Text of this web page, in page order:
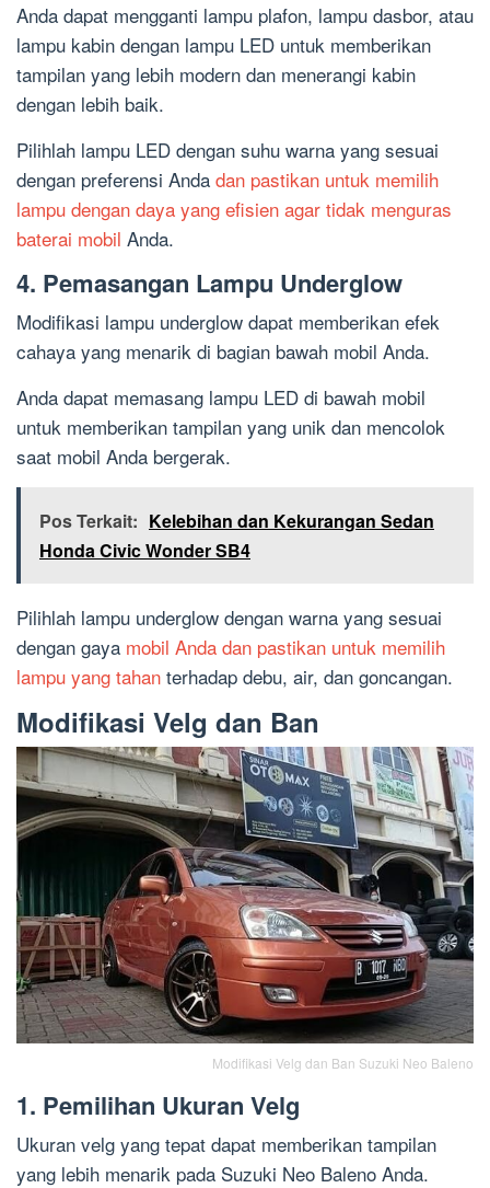
Anda dapat mengganti lampu plafon, lampu dasbor, atau
lampu kabin dengan lampu LED untuk memberikan
tampilan yang lebih modern dan menerangi kabin
dengan lebih baik.
Pilihlah lampu LED dengan suhu warna yang sesuai
dengan preferensi Anda dan pastikan untuk memilih
lampu dengan daya yang efisien agar tidak menguras
baterai mobil Anda.
4. Pemasangan Lampu Underglow
Modifikasi lampu underglow dapat memberikan efek
cahaya yang menarik di bagian bawah mobil Anda.
Anda dapat memasang lampu LED di bawah mobil
untuk memberikan tampilan yang unik dan mencolok
saat mobil Anda bergerak.
Pos Terkait: Kelebihan dan Kekurangan Sedan
Honda Civic Wonder SB4
Pilihlah lampu underglow dengan warna yang sesuai
dengan gaya mobil Anda dan pastikan untuk memilih
lampu yang tahan terhadap debu, air, dan goncangan.
Modifikasi Velg dan Ban
Modifikasi Velg dan Ban Suzuki Neo Baleno
1. Pemilihan Ukuran Velg
Ukuran velg yang tepat dapat memberikan tampilan
yang lebih menarik pada Suzuki Neo Baleno Anda.